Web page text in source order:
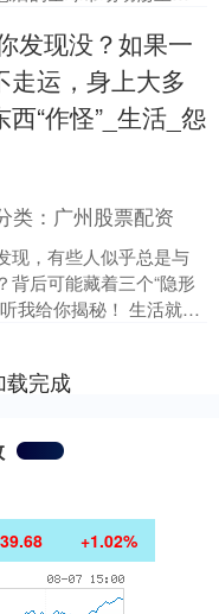
易逆转....
发现没？如果一
走运，身上大多
“作怪”_生活_怨
类： 广州股票配资
现，有些人似乎总是与
背后可能藏着三个“隐形
我给你揭秘！ 生活就像
载完成
+1.02%